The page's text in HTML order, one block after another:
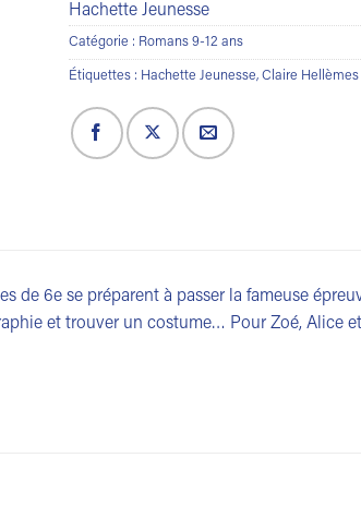
Hachette Jeunesse
Catégorie : Romans 9-12 ans
Étiquettes : Hachette Jeunesse, Claire Hellèmes
de 6e se préparent à passer la fameuse
et trouver un costume… Pour Zoé, Alice